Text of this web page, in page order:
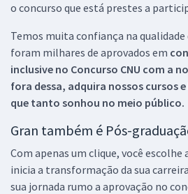
o concurso que está prestes a
Temos muita confiança na qualidade
foram milhares de aprovados em
inclusive no Concurso CNU com a
fora dessa, adquira nossos cursos
que tanto sonhou no meio público.
Gran também é Pós-
Com apenas um clique, você escolhe
inicia a transformação da sua
sua jornada rumo a aprovação no